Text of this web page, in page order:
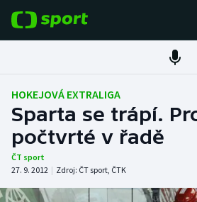
Fotbal
Hokej
Tenis
Atletika
HOKEJOVÁ EXTRALIGA
Sparta se trápí.
počtvrté v řadě
ČT sport
27. 9. 2012 | Zdroj: ČT sport, ČTK